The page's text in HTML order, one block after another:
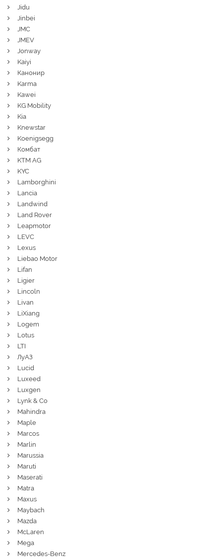
Jidu
Jinbei
JMC
JMEV
Jonway
Kaiyi
Канонир
Karma
Kawei
KG Mobility
Kia
Knewstar
Koenigsegg
Комбат
KTM AG
KYC
Lamborghini
Lancia
Landwind
Land Rover
Leapmotor
LEVC
Lexus
Liebao Motor
Lifan
Ligier
Lincoln
Livan
LiXiang
Logem
Lotus
LTI
ЛуАЗ
Lucid
Luxeed
Luxgen
Lynk & Co
Mahindra
Maple
Marcos
Marlin
Marussia
Maruti
Maserati
Matra
Maxus
Maybach
Mazda
McLaren
Mega
Mercedes-Benz